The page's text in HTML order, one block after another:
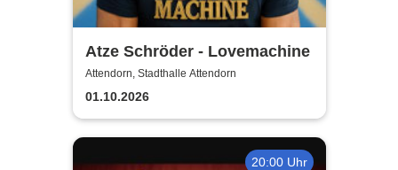
Atze Schröder - Lovemachine
Attendorn, Stadthalle Attendorn
01.10.2026
20:00 Uhr